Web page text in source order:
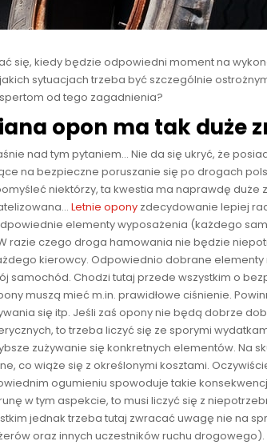
się, kiedy będzie odpowiedni moment na
sytuacjach trzeba być szczególnie
od tego zagadnienia?
opon ma tak duże
nad tym pytaniem… Nie da się ukryć, że
na bezpieczne poruszanie się po drogach
niektórzy, ta kwestia ma naprawdę duże
Letnie opony zdecydowanie lepiej
elementy wyposażenia (każdego
razie czego droga hamowania nie będzie
kierowcy. Odpowiednio dobrane elementy
samochód. Chodzi tutaj przede wszystkim o
muszą mieć m.in. prawidłowe ciśnienie.
się itp. Jeśli zaś opony nie będą dobrze
to trzeba liczyć się ze sporymi
zużywanie się konkretnych elementów. Na
co wiąże się z określonymi kosztami.
ogumieniu spowoduje takie
w tym aspekcie, to musi liczyć się z
jednak trzeba tutaj zwracać uwagę nie na
oraz innych uczestników ruchu drogowego).